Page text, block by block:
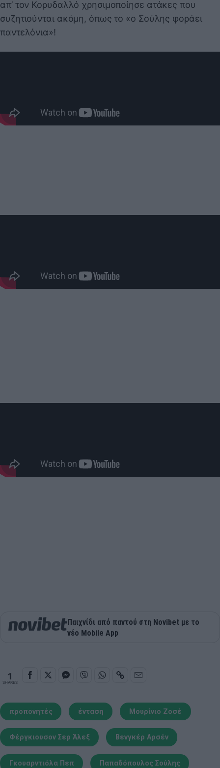
απ’ τον Κορυδαλλό χρησιμοποίησε ατάκες που
συζητιούνται ακόμη, όπως το «ο Σούλης φοράει
παντελόνια»!
Παιχνίδι από παντού στη Novibet με το
νέο Mobile App
1
SHARES
προπονητές ένταση Μουρίνιο Ζοσέ
Φέργκιουσον Σερ Άλεξ Βενγκέρ Αρσέν
Γκουαρντιόλα Πεπ Παπαδόπουλος Σούλης